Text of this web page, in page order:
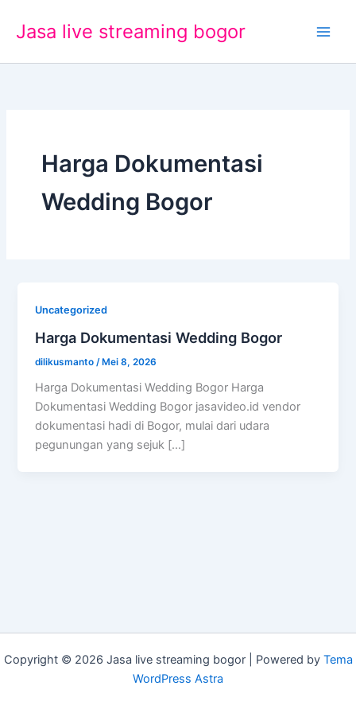
Jasa live streaming bogor
Harga Dokumentasi
Wedding Bogor
Uncategorized
Harga Dokumentasi Wedding Bogor
dilikusmanto /Mei 8, 2026
Harga Dokumentasi Wedding Bogor Harga
Dokumentasi Wedding Bogor jasavideo.id vendor
dokumentasi hadi di Bogor, mulai dari udara
pegunungan yang sejuk […]
Copyright © 2026 Jasa live streaming bogor | Powered by Tema
WordPress Astra